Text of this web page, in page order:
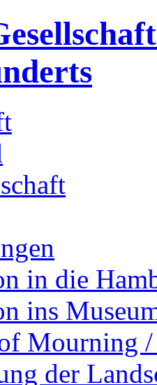
in die
ins
Mourning /
der